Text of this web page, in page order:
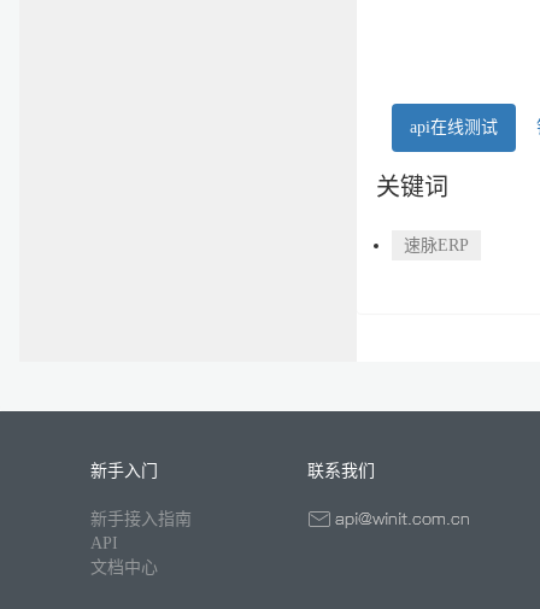
api在线测试
关键词
速脉ERP
新手入门
新手接入指南
API
文档中心
联系我们